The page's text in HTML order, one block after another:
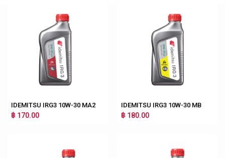
IDEMITSU IRG3 10W-30 MA2
฿ 170.00
IDEMITSU IRG3 10W-30 MB
฿ 180.00